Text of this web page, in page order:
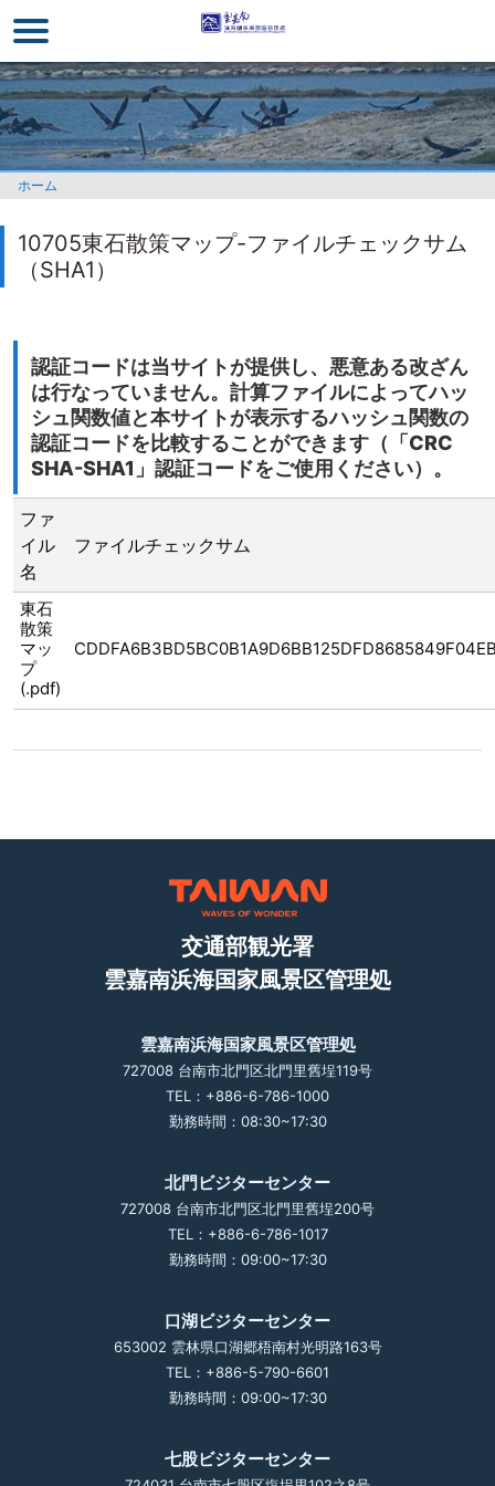
イ
ン
コ
ン
テ
ン
ツ
セ
ホーム
10705東石散策マップ-ファイルチェックサム
（SHA1）
認証コードは当サイトが提供し、悪意ある改ざん
は行なっていません。計算ファイルによってハッ
シュ関数値と本サイトが表示するハッシュ関数の
認証コードを比較することができます（「CRC
SHA-SHA1」認証コードをご使用ください）。
ファ
イル
名
ファイルチェックサム
東石
散策
マッ
プ
(.pdf)
交通部観光署
雲嘉南浜海国家風景区管理処
雲嘉南浜海国家風景区管理処
727008 台南市北門区北門里舊埕119号
TEL：+886-6-786-1000
勤務時間：08:30~17:30
北門ビジターセンター
727008 台南市北門区北門里舊埕200号
TEL：+886-6-786-1017
勤務時間：09:00~17:30
口湖ビジターセンター
653002 雲林県口湖郷梧南村光明路163号
TEL：+886-5-790-6601
勤務時間：09:00~17:30
七股ビジターセンター